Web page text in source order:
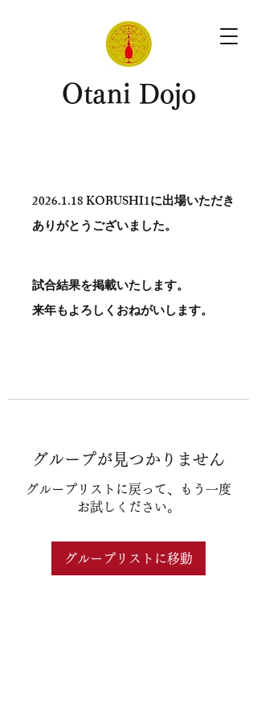
​Otani Dojo
2026.1.18KOBUSHI1に出場いただき
ありがとう​ございました。
試合結果を掲載いたします。
​来年もよろしくおねがいします。
グループが見つかりません
グループリストに戻って、もう一度
お試しください。
グループリストに移動